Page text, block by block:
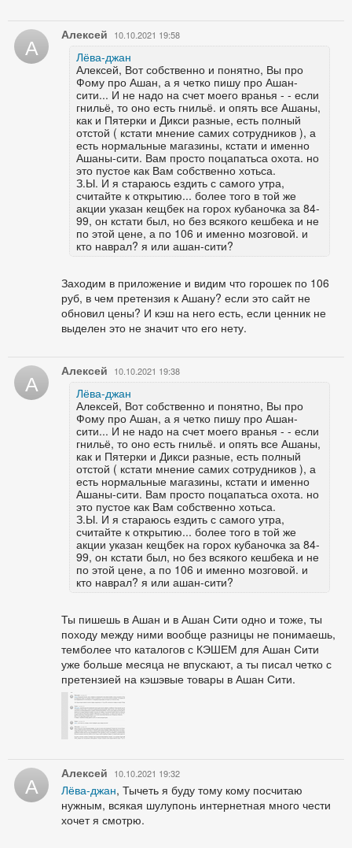
А Алексей 10.10.2021 19:58
Лёва-джан
Алексей, Вот собственно и понятно, Вы про
Фому про Ашан, а я четко пишу про Ашан-
сити... И не надо на счет моего вранья - - если
гнильё, то оно есть гнильё. и опять все Ашаны,
как и Пятерки и Дикси разные, есть полный
отстой ( кстати мнение самих сотрудников ), а
есть нормальные магазины, кстати и именно
Ашаны-сити. Вам просто поцапатьса охота. но
это пустое как Вам собственно хотьса.
З.Ы. И я стараюсь ездить с самого утра,
считайте к открытию... более того в той же
акции указан кещбек на горох кубаночка за 84-
99, он кстати был, но без всякого кешбека и не
по этой цене, а по 106 и именно мозговой. и
кто наврал? я или ашан-сити?
Заходим в приложение и видим что горошек по 106
руб, в чем претензия к Ашану? если это сайт не
обновил цены? И кэш на него есть, если ценник не
выделен это не значит что его нету.
А Алексей 10.10.2021 19:38
Лёва-джан
Алексей, Вот собственно и понятно, Вы про
Фому про Ашан, а я четко пишу про Ашан-
сити... И не надо на счет моего вранья - - если
гнильё, то оно есть гнильё. и опять все Ашаны,
как и Пятерки и Дикси разные, есть полный
отстой ( кстати мнение самих сотрудников ), а
есть нормальные магазины, кстати и именно
Ашаны-сити. Вам просто поцапатьса охота. но
это пустое как Вам собственно хотьса.
З.Ы. И я стараюсь ездить с самого утра,
считайте к открытию... более того в той же
акции указан кещбек на горох кубаночка за 84-
99, он кстати был, но без всякого кешбека и не
по этой цене, а по 106 и именно мозговой. и
кто наврал? я или ашан-сити?
Ты пишешь в Ашан и в Ашан Сити одно и тоже, ты
походу между ними вообще разницы не понимаешь,
темболее что каталогов с КЭШЕМ для Ашан Сити
уже больше месяца не впускают, а ты писал четко с
претензией на кэшэвые товары в Ашан Сити.
А Алексей 10.10.2021 19:32
Лёва-джан, Тычеть я буду тому кому посчитаю
нужным, всякая шулупонь интернетная много чести
хочет я смотрю.